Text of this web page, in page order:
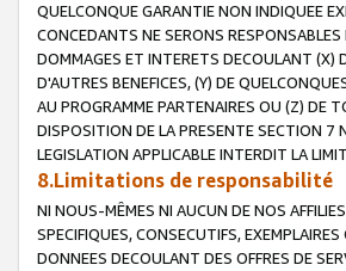
QUELCONQUE GARANTIE NON INDIQUEE
CONCEDANTS NE SERONS
DOMMAGES ET INTERETS DECOULANT (X)
D'AUTRES BENEFICES, (Y) DE
AU PROGRAMME PARTENAIRES OU (Z) DE
DISPOSITION DE LA PRESENTE SECTION 7
LEGISLATION APPLICABLE INTERDIT LA
8.Limitations de responsabilité
NI NOUS-MÊMES NI AUCUN DE NOS
SPECIFIQUES, CONSECUTIFS,
DONNEES DECOULANT DES OFFRES DE